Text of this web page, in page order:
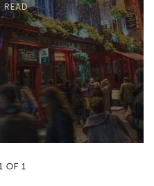
READ
OF 1